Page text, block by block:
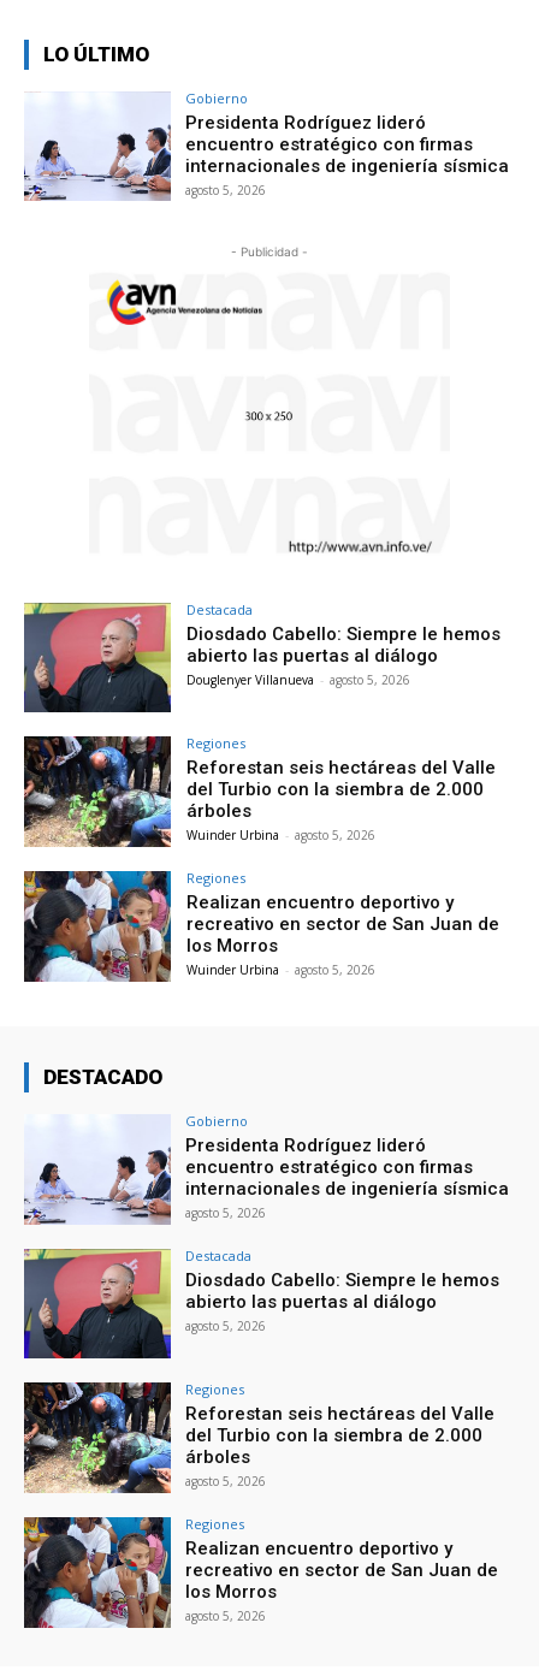
LO ÚLTIMO
Gobierno
Presidenta Rodríguez lideró
encuentro estratégico con firmas
internacionales de ingeniería sísmica
agosto 5, 2026
- Publicidad -
Destacada
Diosdado Cabello: Siempre le hemos
abierto las puertas al diálogo
Douglenyer Villanueva - agosto 5, 2026
Regiones
Reforestan seis hectáreas del Valle
del Turbio con la siembra de 2.000
árboles
Wuinder Urbina - agosto 5, 2026
Regiones
Realizan encuentro deportivo y
recreativo en sector de San Juan de
los Morros
Wuinder Urbina - agosto 5, 2026
DESTACADO
Gobierno
Presidenta Rodríguez lideró
encuentro estratégico con firmas
internacionales de ingeniería sísmica
agosto 5, 2026
Destacada
Diosdado Cabello: Siempre le hemos
abierto las puertas al diálogo
agosto 5, 2026
Regiones
Reforestan seis hectáreas del Valle
del Turbio con la siembra de 2.000
árboles
agosto 5, 2026
Regiones
Realizan encuentro deportivo y
recreativo en sector de San Juan de
los Morros
agosto 5, 2026